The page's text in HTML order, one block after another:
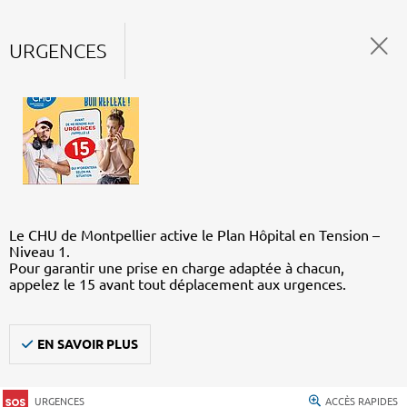
URGENCES
Le CHU de Montpellier active le Plan Hôpital en Tension –
Niveau 1.
Pour garantir une prise en charge adaptée à chacun,
appelez le 15 avant tout déplacement aux urgences.
EN SAVOIR PLUS
URGENCES ACCÈS RAPIDES